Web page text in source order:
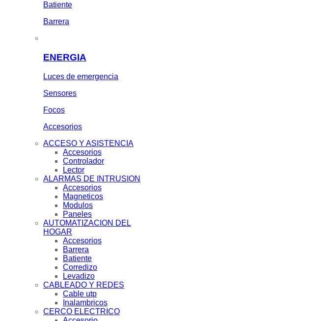
Batiente
Barrera
ENERGIA
Luces de emergencia
Sensores
Focos
Accesorios
ACCESO Y ASISTENCIA
Accesorios
Controlador
Lector
ALARMAS DE INTRUSION
Accesorios
Magneticos
Modulos
Paneles
AUTOMATIZACION DEL
HOGAR
Accesorios
Barrera
Batiente
Corredizo
Levadizo
CABLEADO Y REDES
Cable utp
Inalambricos
CERCO ELECTRICO